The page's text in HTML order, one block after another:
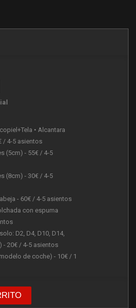
• Alcantara
/ 4-5 asientos
(5cm) - 55€ / 4-5
(8cm) - 30€ / 4-5
- 60€ / 4-5 asientos
con espuma
D2, D4, D10, D14,
- 20€ / 4-5 asientos
de coche) - 10€ / 1